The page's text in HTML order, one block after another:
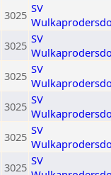
3025 SV
3025 SV
3025 SV
3025 SV
3025 SV
3025 SV